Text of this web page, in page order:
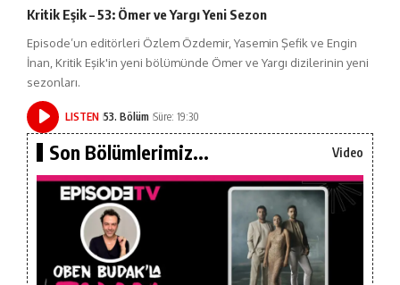
Kritik Eşik – 53: Ömer ve Yargı Yeni Sezon
Episode’un editörleri Özlem Özdemir, Yasemin Şefik ve Engin
İnan, Kritik Eşik'in yeni bölümünde Ömer ve Yargı dizilerinin yeni
sezonları.
LISTEN 53. Bölüm Süre: 19:30
Son Bölümlerimiz... Video